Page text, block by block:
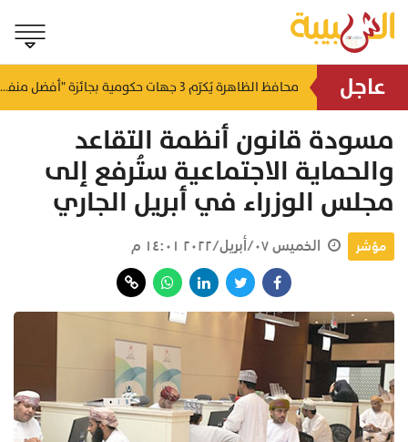
عاجل
منذ ١٤ ساعة منذ ١٤ ساعة محافظ الظاهرة يُكرّم 3 جهات حكومية بجائزة "أفضل منفذ تقديم خدمة" لعام 2025
مسودة قانون أنظمة التقاعد
والحماية الاجتماعية ستُرفع إلى
مجلس الوزراء في أبريل الجاري
مؤشر الخميس ٠٧/أبريل/٢٠٢٢ ١٤:٠١ م